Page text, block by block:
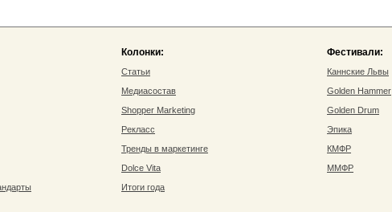
Колонки:
Статьи
Медиасостав
Shopper Marketing
Рекласс
Тренды в маркетинге
Dolce Vita
Итоги года
Фестивали:
Каннские Львы
Golden Hammer
Golden Drum
Эпика
КМФР
ММФР